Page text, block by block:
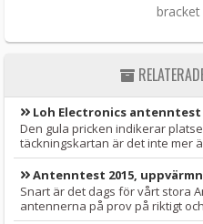
bracket
Loh Electronics antenntest
Den gula pricken indikerar
täckningskartan är det inte mer
Antenntest 2015,
Snart är det dags för vårt stora
antennerna på prov på riktigt